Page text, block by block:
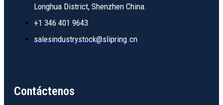
Longhua District, Shenzhen China.
+1 346 401 9643
salesindustrystock@slipring.cn
Contáctenos